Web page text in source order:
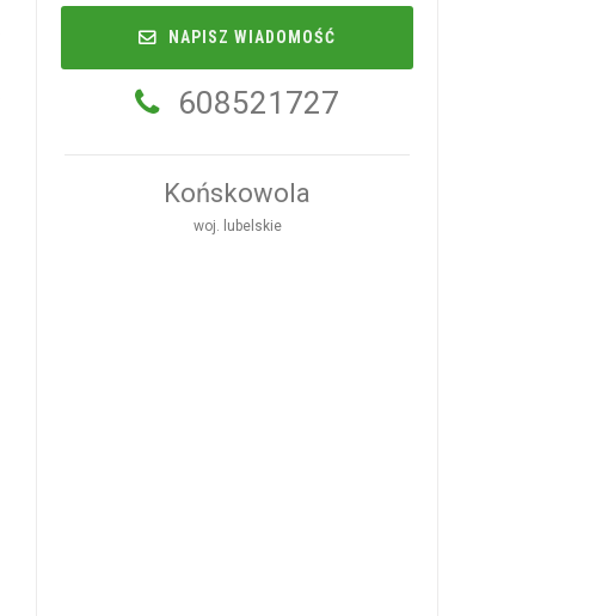
NAPISZ WIADOMOŚĆ
608521727
Końskowola
woj. lubelskie